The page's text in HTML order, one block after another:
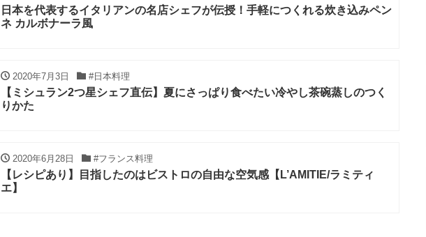
日本を代表するイタリアンの名店シェフが伝授！手軽につくれる炊き込みペン
ネ カルボナーラ風
2020年7月3日 #日本料理
【ミシュラン2つ星シェフ直伝】夏にさっぱり食べたい冷やし茶碗蒸しのつく
りかた
2020年6月28日 #フランス料理
【レシピあり】目指したのはビストロの自由な空気感【L’AMITIE/ラミティ
エ】